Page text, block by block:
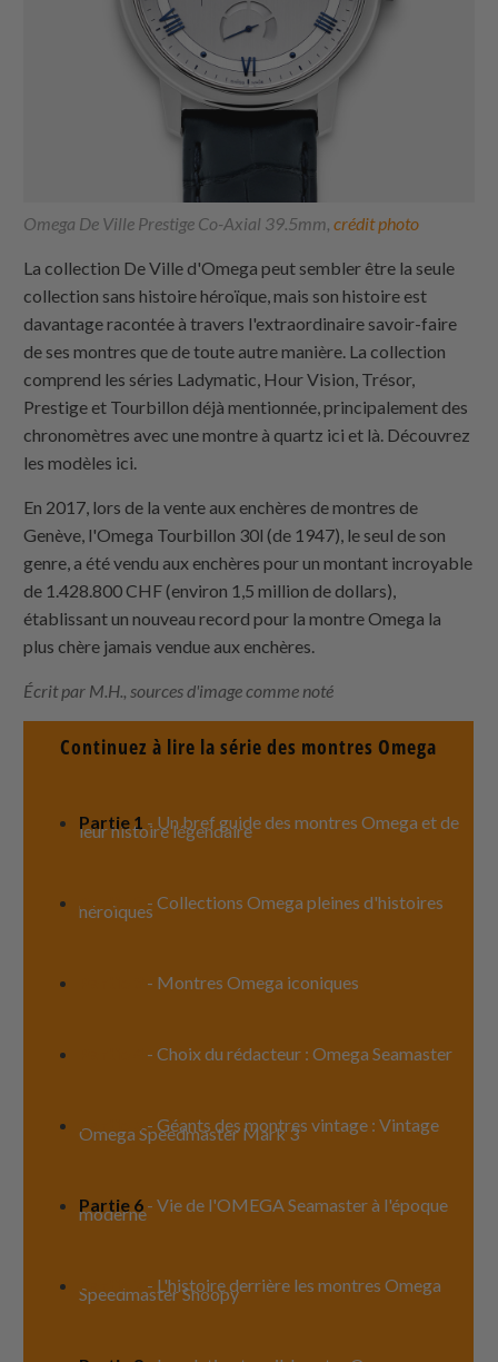
Omega De Ville Prestige Co-Axial 39.5mm,crédit photo
La collection De Ville d'Omega peut sembler être la seule
collection sans histoire héroïque, mais son histoire est
davantage racontée à travers l'extraordinaire savoir-faire
de ses montres que de toute autre manière. La collection
comprend les séries Ladymatic, Hour Vision, Trésor,
Prestige et Tourbillon déjà mentionnée, principalement des
chronomètres avec une montre à quartz ici et là. Découvrez
les modèles ici.
En 2017, lors de la vente aux enchères de montres de
Genève, l'Omega Tourbillon 30l (de 1947), le seul de son
genre, a été vendu aux enchères pour un montant incroyable
de 1.428.800 CHF (environ 1,5 million de dollars),
établissant un nouveau record pour la montre Omega la
plus chère jamais vendue aux enchères.
Écrit par M.H., sources d'image comme noté
Continuez à lire la série des montres Omega
Partie 1 - Un bref guide des montres Omega et de
leur histoire légendaire
Partie 2 - Collections Omega pleines d'histoires
héroïques
- Montres Omega iconiques
- Choix du rédacteur : Omega Seamaster
Partie 5- Géants des montres vintage : Vintage
Omega Speedmaster Mark 3
Partie 6 - Vie de l'OMEGA Seamaster à l'époque
moderne
Partie 7 - L'histoire derrière les montres Omega
Speedmaster Snoopy